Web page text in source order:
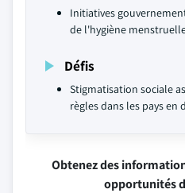
Initiatives
de l'hygiène
Défis
Stigmatisation sociale
règles dans les pays en
Obtenez des
opportunités